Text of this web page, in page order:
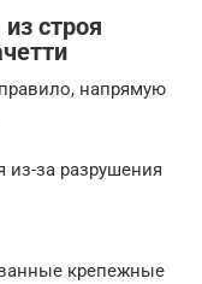
строя
напрямую
из-за разрушения
крепежные